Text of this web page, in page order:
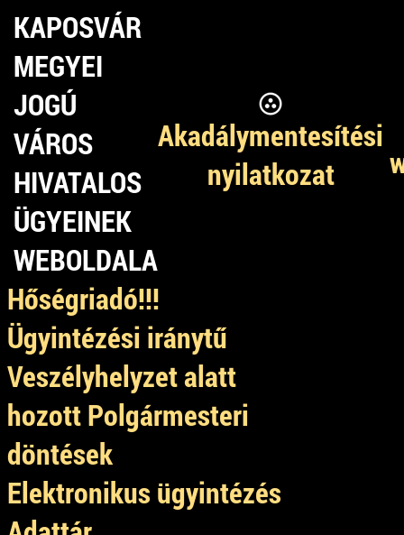
KAPOSVÁR
MEGYEI
JOGÚ
VÁROS
HIVATALOS
ÜGYEINEK
WEBOLDALA
Akadálymentesítési
nyilatkozat
Hőségriadó!!!
Ügyintézési iránytű
Veszélyhelyzet alatt
hozott Polgármesteri
döntések
Elektronikus ügyintézés